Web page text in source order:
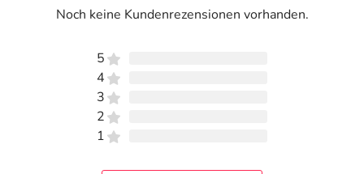
Noch keine Kundenrezensionen vorhanden.
5
4
3
2
1